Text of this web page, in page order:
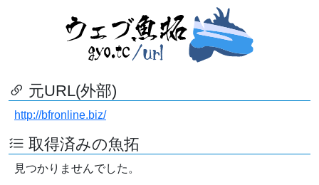
元URL(外部)
http://bfronline.biz/
取得済みの魚拓
見つかりませんでした。